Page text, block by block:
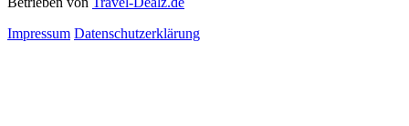
Impressum Datenschutzerklärung